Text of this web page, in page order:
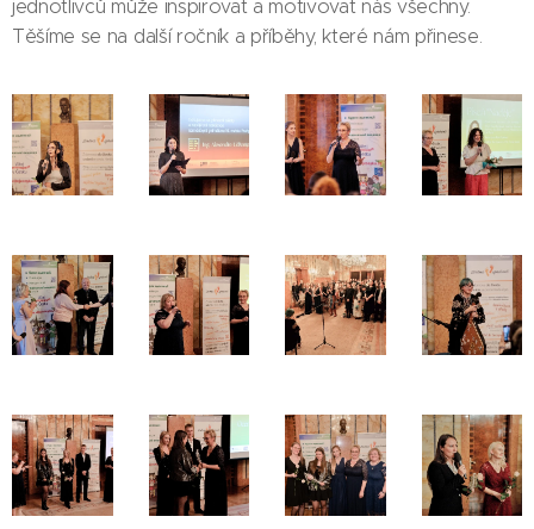
jednotlivců může inspirovat a motivovat nás všechny.
Těšíme se na další ročník a příběhy, které nám přinese.